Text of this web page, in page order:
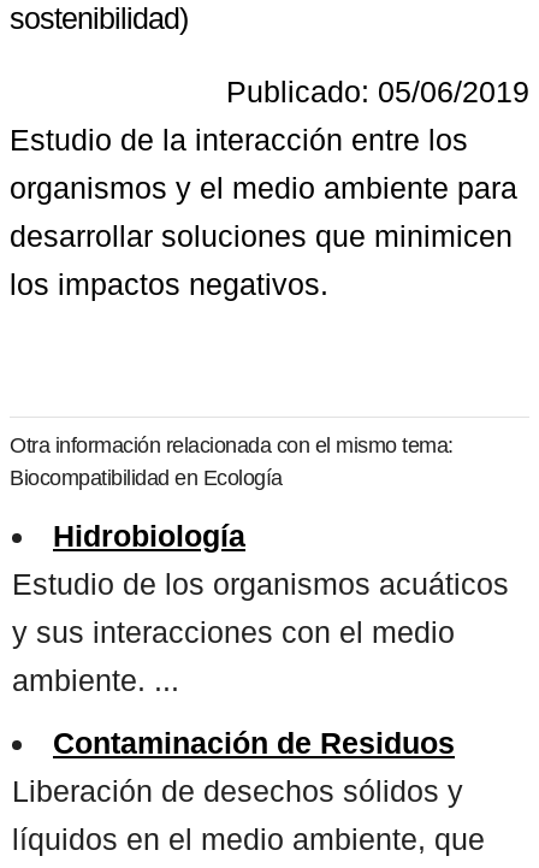
sostenibilidad)
Publicado: 05/06/2019
Estudio de la interacción entre los
organismos y el medio ambiente para
desarrollar soluciones que minimicen
los impactos negativos.
Otra información relacionada con el mismo tema:
Biocompatibilidad en Ecología
Hidrobiología
Estudio de los organismos acuáticos
y sus interacciones con el medio
ambiente. ...
Contaminación de Residuos
Liberación de desechos sólidos y
líquidos en el medio ambiente, que